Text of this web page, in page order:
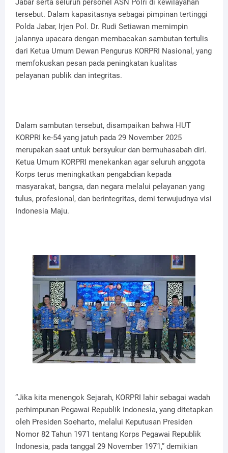
Jabar serta seluruh personel ASN Polri di kewilayahan
tersebut. Dalam kapasitasnya sebagai pimpinan tertinggi
Polda Jabar, Irjen Pol. Dr. Rudi Setiawan memimpin
jalannya upacara dengan membacakan sambutan tertulis
dari Ketua Umum Dewan Pengurus KORPRI Nasional, yang
memfokuskan pesan pada peningkatan kualitas
pelayanan publik dan integritas.
Dalam sambutan tersebut, disampaikan bahwa HUT
KORPRI ke-54 yang jatuh pada 29 November 2025
merupakan saat untuk bersyukur dan bermuhasabah diri.
Ketua Umum KORPRI menekankan agar seluruh anggota
Korps terus meningkatkan pengabdian kepada
masyarakat, bangsa, dan negara melalui pelayanan yang
tulus, profesional, dan berintegritas, demi terwujudnya visi
Indonesia Maju.
“Jika kita menengok Sejarah, KORPRI lahir sebagai wadah
perhimpunan Pegawai Republik Indonesia, yang ditetapkan
oleh Presiden Soeharto, melalui Keputusan Presiden
Nomor 82 Tahun 1971 tentang Korps Pegawai Republik
Indonesia, pada tanggal 29 November 1971,” demikian